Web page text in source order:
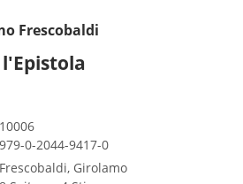
Frescobaldi
10006
979-0-2044-9417-0
Frescobaldi, Girolamo